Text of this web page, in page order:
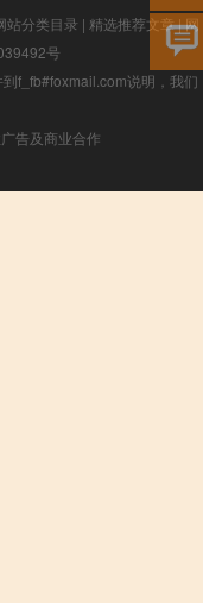
站分类目录 | 精选推荐文章|网
号
f_fb#foxmail.com说明，我们
告及商业合作